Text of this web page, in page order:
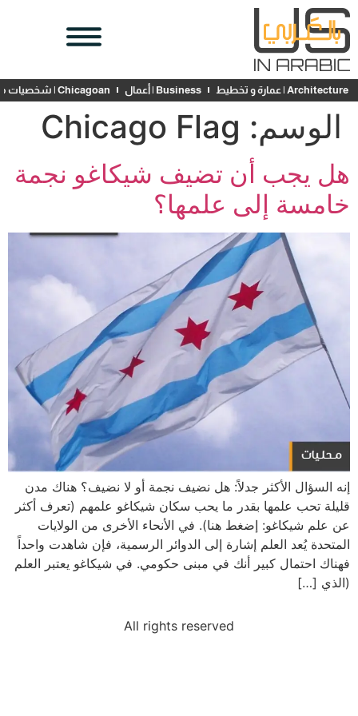
Architecture | عمارة و تخطيط Business | أعمال Chicagoan | شخصيات محلية
الوسم: Chicago Flag
هل يجب أن تضيف شيكاغو نجمة
خامسة إلى علمها؟
إنه السؤال الأكثر جدلاً: هل نضيف نجمة أو لا نضيف؟ هناك مدن
قليلة تحب علمها بقدر ما يحب سكان شيكاغو علمهم (تعرف أكثر
عن علم شيكاغو: إضغط هنا). في الأنحاء الأخرى من الولايات
المتحدة يُعد العلم إشارة إلى الدوائر الرسمية، فإن شاهدت واحداً
فهناك احتمال كبير أنك في مبنى حكومي. في شيكاغو يعتبر العلم
(الذي […]
All rights reserved